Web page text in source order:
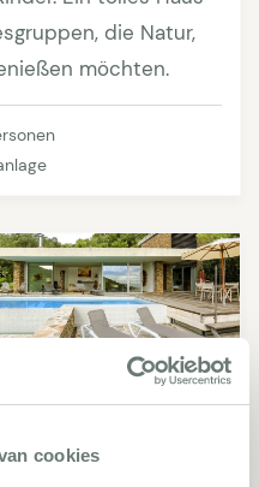
cookies
die Natur,
möchten.